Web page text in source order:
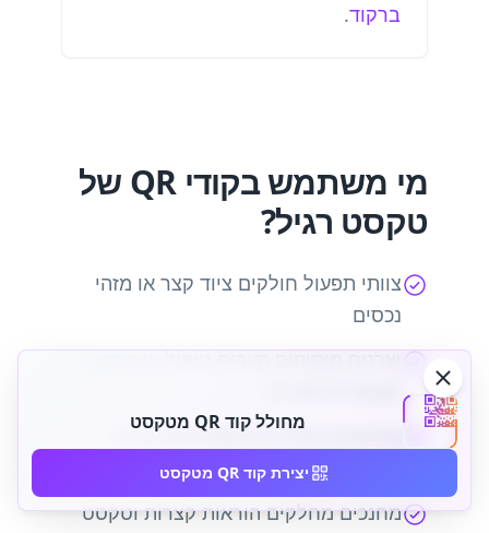
ברקוד.
מי משתמש בקודי QR של
טקסט רגיל?
צוותי תפעול חולקים ציוד קצר או מזהי
נכסים
יצרנים מוסיפים הערות טיפול או התקנה
מוזיאונים וארכיונים משלימים תוויות
חפצים קומפקטיים
מחנכים מחלקים הוראות קצרות וטקסט
מחולל קוד QR מטקסט
יצירת קוד QR מטקסט